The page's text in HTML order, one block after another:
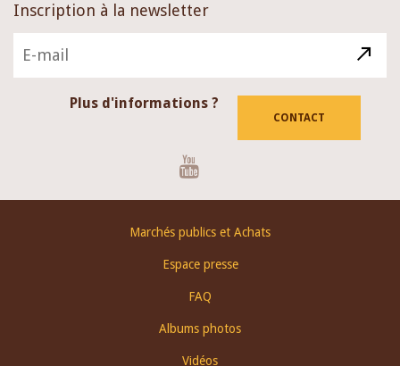
Inscription à la newsletter
Plus d'informations ?
CONTACT
Marchés publics et Achats
Espace presse
FAQ
Albums photos
Vidéos